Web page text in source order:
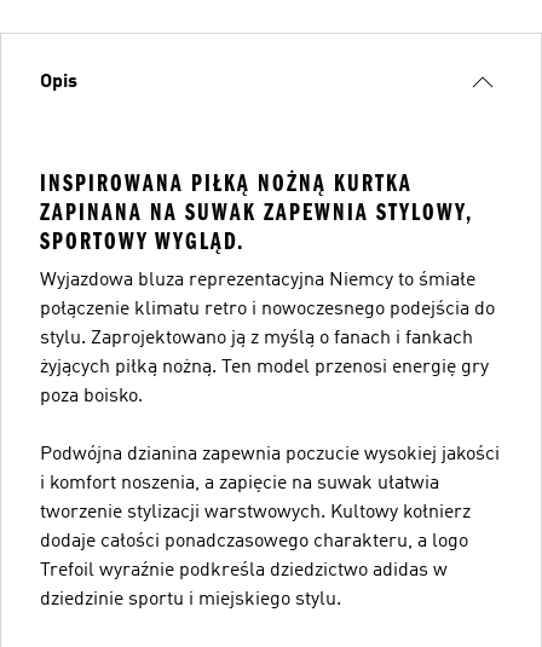
Opis
INSPIROWANA PIŁKĄ NOŻNĄ KURTKA
ZAPINANA NA SUWAK ZAPEWNIA STYLOWY,
SPORTOWY WYGLĄD.
Wyjazdowa bluza reprezentacyjna Niemcy to śmiałe
połączenie klimatu retro i nowoczesnego podejścia do
stylu. Zaprojektowano ją z myślą o fanach i fankach
żyjących piłką nożną. Ten model przenosi energię gry
poza boisko.
Podwójna dzianina zapewnia poczucie wysokiej jakości
i komfort noszenia, a zapięcie na suwak ułatwia
tworzenie stylizacji warstwowych. Kultowy kołnierz
dodaje całości ponadczasowego charakteru, a logo
Trefoil wyraźnie podkreśla dziedzictwo adidas w
dziedzinie sportu i miejskiego stylu.